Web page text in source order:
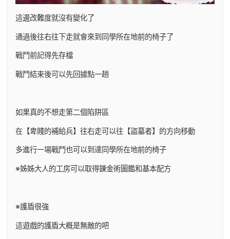
這邊改難度就沒有變化了
通過後往右往下走就會來到同學所在地前的椅子了
戰鬥前記得先存檔
戰鬥結束後可以先回據點一趟
如果真的不想走第二個陷阱區
在【卑賤的補給兵】往右走可以往【盜墓者】的方向移動
多進行一場戰鬥也可以到達同學所在地前的椅子
※姊姊大人的工房可以取得鍊金術圖鑑和基本配方
※護盾很強
這遊戲的護盾大概是無敵的吧